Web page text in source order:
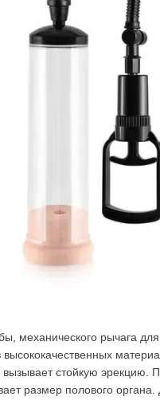
механического рычага для
высококачественных
вызывает стойкую эрекцию.
размер полового